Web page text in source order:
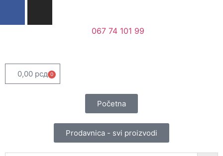
067 74 101 99
0,00 рсд 0
Početna
Prodavnica - svi proizvodi